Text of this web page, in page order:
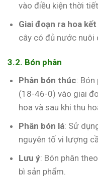
vào điều kiện thời
Giai đoạn ra hoa
cây có đủ nước nuôi
3.2. Bón phân
Phân bón thúc: Bón
(18-46-0) vào giai
hoa và sau khi thu
Phân bón lá: Sử
nguyên tố vi lượng
Lưu ý: Bón phân
bì sản phẩm.